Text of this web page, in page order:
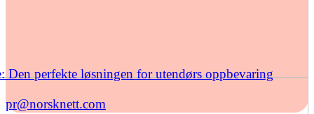
Den perfekte løsningen for utendørs oppbevaring
pr@norsknett.com